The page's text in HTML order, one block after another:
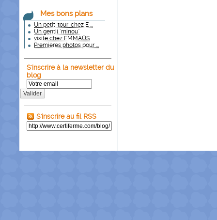
Mes bons plans
Un petit 'tour' chez E ...
Un gentil "minou"
visite chez EMMAÜS
Premières photos pour ...
S'inscrire à la newsletter du
blog
Valider
S'inscrire au fil RSS